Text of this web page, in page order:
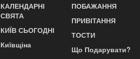
КАЛЕНДАРНІ
СВЯТА
КИЇВ СЬОГОДНІ
Київщіна
ПОБАЖАННЯ
ПРИВІТАННЯ
ТОСТИ
Що Подарувати?